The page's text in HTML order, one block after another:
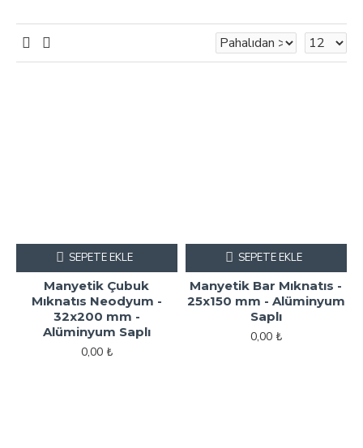
Manyetik Çubuk
Mıknatıs Neodyum -
32x200 mm -
Alüminyum Saplı
0,00 ₺
SEPETE EKLE
Manyetik Bar Mıknatıs -
25x150 mm - Alüminyum
Saplı
0,00 ₺
SEPETE EKLE